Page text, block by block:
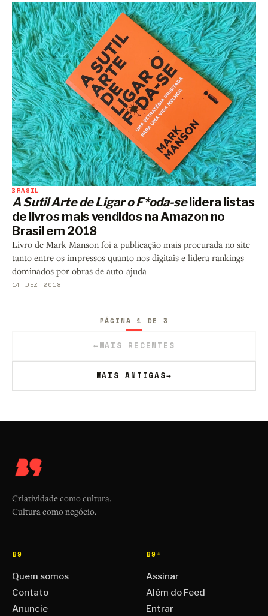
BRASIL
A Sutil Arte de Ligar o F*oda-selidera listas
de livros mais vendidos na Amazon no
Brasil em 2018
Livro de Mark Manson foi a publicação mais procurada no site
tanto entre os impressos quanto nos digitais e lidera rankings
dominados por obras de auto-ajuda
14 DEZ 2018
←MAIS RECENTES
PÁGINA 1 DE 3
MAIS ANTIGAS→
Criatividade como cultura.
Cultura como negócio.
B9
Quem somos
Contato
Anuncie
B9+
Assinar
Além do Feed
Entrar